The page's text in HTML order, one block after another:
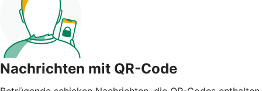
Nachrichten mit QR-Code